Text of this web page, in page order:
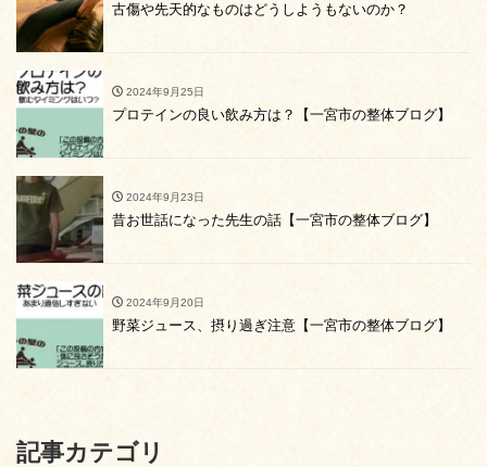
古傷や先天的なものはどうしようもないのか？
2024年9月25日
プロテインの良い飲み方は？【一宮市の整体ブログ】
2024年9月23日
昔お世話になった先生の話【一宮市の整体ブログ】
2024年9月20日
野菜ジュース、摂り過ぎ注意【一宮市の整体ブログ】
記事カテゴリ